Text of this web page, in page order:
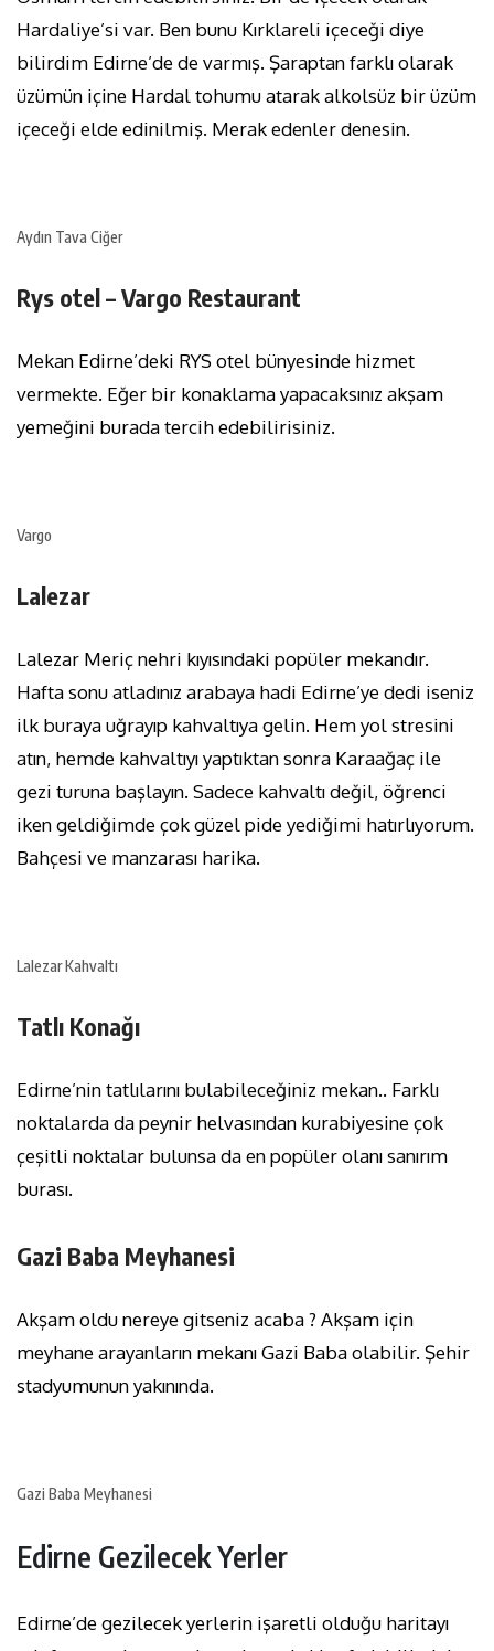
Hardaliye’si var. Ben bunu Kırklareli içeceği diye
bilirdim Edirne’de de varmış. Şaraptan farklı olarak
üzümün içine Hardal tohumu atarak alkolsüz bir üzüm
içeceği elde edinilmiş. Merak edenler denesin.
Aydın Tava Ciğer
Rys otel – Vargo Restaurant
Mekan Edirne’deki RYS otel bünyesinde hizmet
vermekte. Eğer bir konaklama yapacaksınız akşam
yemeğini burada tercih edebilirisiniz.
Vargo
Lalezar
Lalezar Meriç nehri kıyısındaki popüler mekandır.
Hafta sonu atladınız arabaya hadi Edirne’ye dedi iseniz
ilk buraya uğrayıp kahvaltıya gelin. Hem yol stresini
atın, hemde kahvaltıyı yaptıktan sonra Karaağaç ile
gezi turuna başlayın. Sadece kahvaltı değil, öğrenci
iken geldiğimde çok güzel pide yediğimi hatırlıyorum.
Bahçesi ve manzarası harika.
Lalezar Kahvaltı
Tatlı Konağı
Edirne’nin tatlılarını bulabileceğiniz mekan.. Farklı
noktalarda da peynir helvasından kurabiyesine çok
çeşitli noktalar bulunsa da en popüler olanı sanırım
burası.
Gazi Baba Meyhanesi
Akşam oldu nereye gitseniz acaba ? Akşam için
meyhane arayanların mekanı Gazi Baba olabilir. Şehir
stadyumunun yakınında.
Gazi Baba Meyhanesi
Edirne Gezilecek Yerler
Edirne’de gezilecek yerlerin işaretli olduğu haritayı